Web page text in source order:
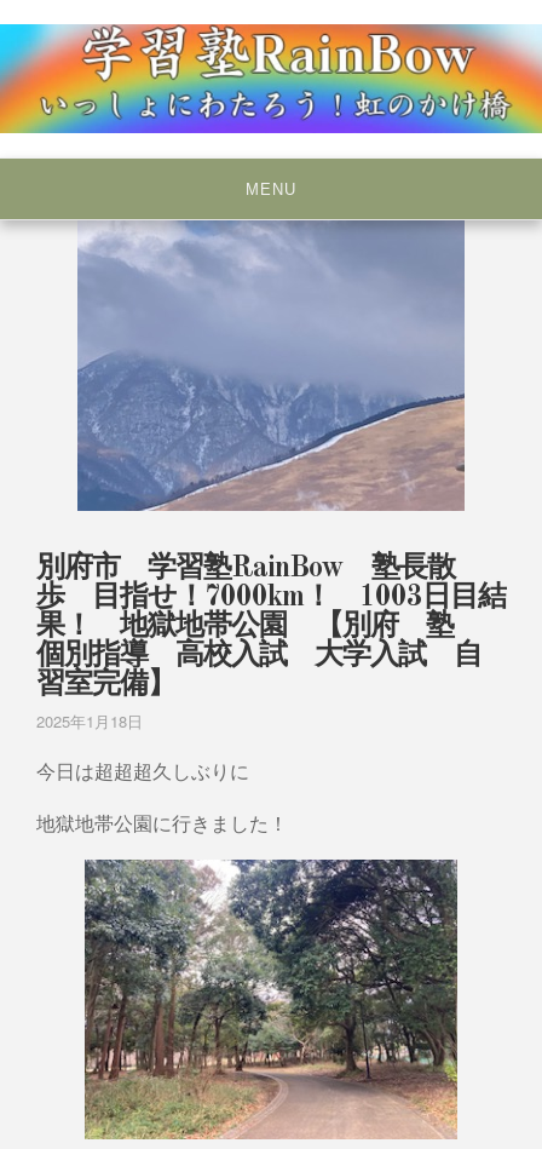
to
content
学習塾RainBow
MENU
別府市 学習塾RainBow 塾長散
歩 目指せ！7000km！ 1003日目結
果！ 地獄地帯公園 【別府 塾
個別指導 高校入試 大学入試 自
習室完備】
2025年1月18日
今日は超超超久しぶりに
地獄地帯公園に行きました！